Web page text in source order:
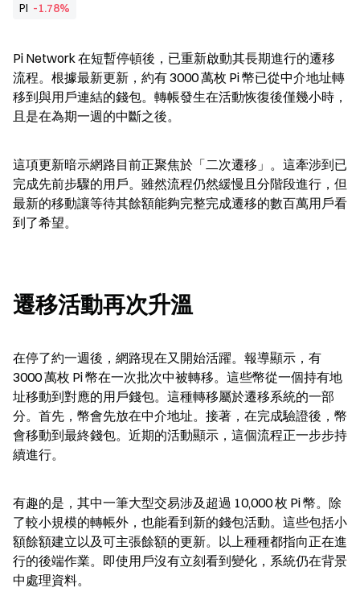
PI -1.78%
Pi Network 在短暫停頓後，已重新啟動其長期進行的遷移
流程。根據最新更新，約有 3000 萬枚 Pi 幣已從中介地址轉
移到與用戶連結的錢包。轉帳發生在活動恢復後僅幾小時，
且是在為期一週的中斷之後。
這項更新暗示網路目前正聚焦於「二次遷移」。這牽涉到已
完成先前步驟的用戶。雖然流程仍然緩慢且分階段進行，但
最新的移動讓等待其餘額能夠完整完成遷移的數百萬用戶看
到了希望。
遷移活動再次升溫
在停了約一週後，網路現在又開始活躍。報導顯示，有
3000 萬枚 Pi 幣在一次批次中被轉移。這些幣從一個持有地
址移動到對應的用戶錢包。這種轉移屬於遷移系統的一部
分。首先，幣會先放在中介地址。接著，在完成驗證後，幣
會移動到最終錢包。近期的活動顯示，這個流程正一步步持
續進行。
有趣的是，其中一筆大型交易涉及超過 10,000 枚 Pi 幣。除
了較小規模的轉帳外，也能看到新的錢包活動。這些包括小
額餘額建立以及可主張餘額的更新。以上種種都指向正在進
行的後端作業。即使用戶沒有立刻看到變化，系統仍在背景
中處理資料。